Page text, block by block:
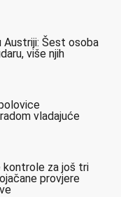
Austriji: Šest osoba
više njih
vladajuće
kontrole za još tri
provjere